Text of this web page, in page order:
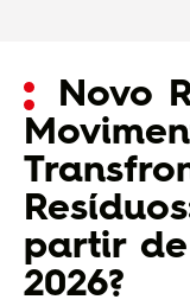
Novo
partir
2026?